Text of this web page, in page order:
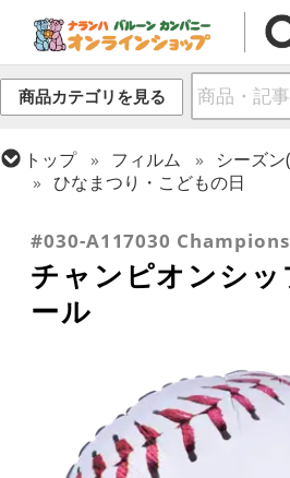
商品カテゴリを見る
トップ フィルム
シーズ
ひなまつり・こどもの日
#030-A117030
チャンピオンシ
ール